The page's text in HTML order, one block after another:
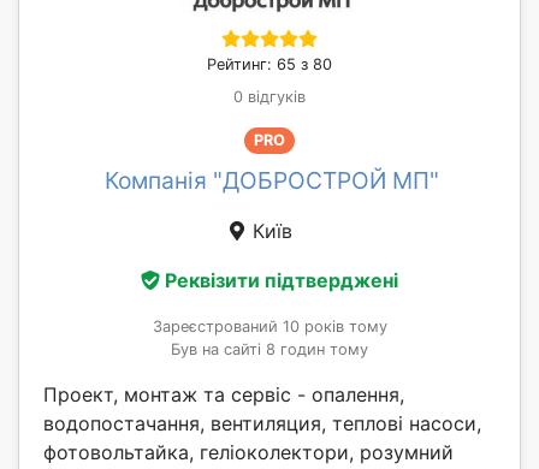
Рейтинг: 65 з 80
0 відгуків
PRO
Компанія "ДОБРОСТРОЙ МП"
Київ
Реквізити підтверджені
Зареєстрований 10 років тому
Був на сайті 8 годин тому
Проект, монтаж та сервіс - опалення,
водопостачання, вентиляция, теплові насоси,
фотовольтайка, геліоколектори, розумний